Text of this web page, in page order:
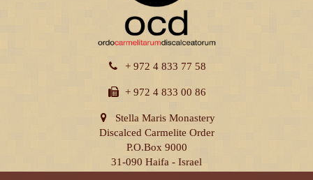
+ 972 4 833 77 58
+ 972 4 833 00 86
Stella Maris Monastery
Discalced Carmelite Order
P.O.Box 9000
31-090 Haifa - Israel